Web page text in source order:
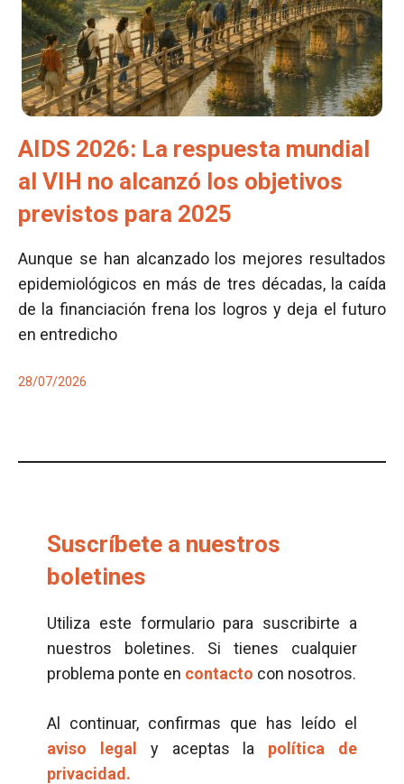
AIDS 2026: La respuesta mundial
al VIH no alcanzó los objetivos
previstos para 2025
Aunque se han alcanzado los mejores resultados
epidemiológicos en más de tres décadas, la caída
de la financiación frena los logros y deja el futuro
en entredicho
28/07/2026
Suscríbete a nuestros
boletines
Utiliza este formulario para suscribirte a
nuestros boletines. Si tienes cualquier
problema ponte en contacto con nosotros.
Al continuar, confirmas que has leído el
aviso legal
y aceptas la política de
privacidad.